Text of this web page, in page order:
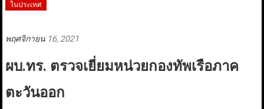
ในประเทศ
พฤศจิกายน 16, 2021
ผบ.ทร. ตรวจเยี่ยมหน่วยกองทัพเรือภาค
ตะวันออก